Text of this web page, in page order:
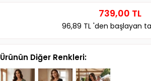
739,00 TL
96,89 TL 'den başlayan
Ürünün Diğer Renkleri: